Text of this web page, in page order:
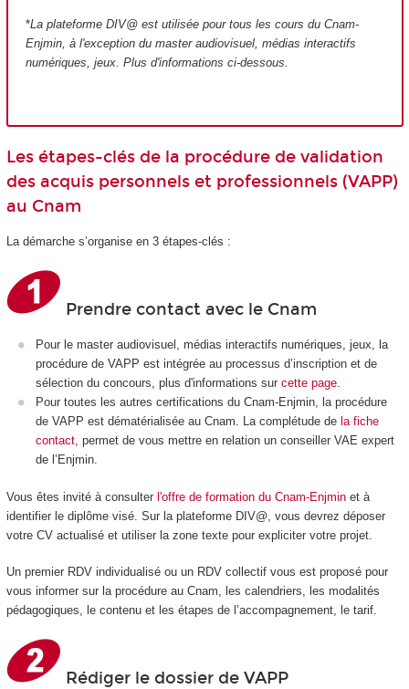
*La plateforme DIV@ est utilisée pour tous les cours du Cnam-
Enjmin, à l'exception du master audiovisuel, médias interactifs
numériques, jeux . Plus d'informations ci-dessous.
Les étapes-clés de la procédure de validation
des acquis personnels et professionnels (VAPP)
au Cnam
La démarche s’organise en 3 étapes-clés :
Prendre contact avec le Cnam
Pour le master audiovisuel, médias interactifs numériques, jeux, la
procédure de VAPP est intégrée au processus d’inscription et de
sélection du concours, plus d'informations sur cette page.
Pour toutes les autres certifications du Cnam-Enjmin, la procédure
de VAPP est dématérialisée au Cnam. La complétude de la fiche
contact, permet de vous mettre en relation un conseiller VAE expert
de l’Enjmin.
Vous êtes invité à consulterl'offre de formation du Cnam-Enjminet à
identifier le diplôme visé. Sur la plateforme DIV@, vous devrez déposer
votre CV actualisé et utiliser la zone texte pour expliciter votre projet.
Un premier RDV individualisé ou un RDV collectif vous est proposé pour
vous informer sur la procédure au Cnam, les calendriers, les modalités
pédagogiques, le contenu et les étapes de l’accompagnement, le tarif.
Rédiger le dossier de VAPP